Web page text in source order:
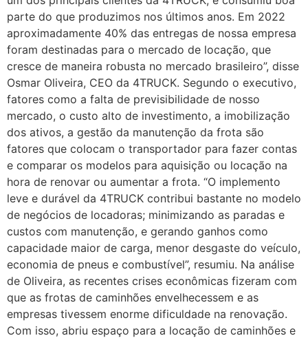
parte do que produzimos nos últimos anos. Em 2022
aproximadamente 40% das entregas de nossa empresa
foram destinadas para o mercado de locação, que
cresce de maneira robusta no mercado brasileiro”, disse
Osmar Oliveira, CEO da 4TRUCK. Segundo o executivo,
fatores como a falta de previsibilidade de nosso
mercado, o custo alto de investimento, a imobilização
dos ativos, a gestão da manutenção da frota são
fatores que colocam o transportador para fazer contas
e comparar os modelos para aquisição ou locação na
hora de renovar ou aumentar a frota. “O implemento
leve e durável da 4TRUCK contribui bastante no modelo
de negócios de locadoras; minimizando as paradas e
custos com manutenção, e gerando ganhos como
capacidade maior de carga, menor desgaste do veículo,
economia de pneus e combustível”, resumiu. Na análise
de Oliveira, as recentes crises econômicas fizeram com
que as frotas de caminhões envelhecessem e as
empresas tivessem enorme dificuldade na renovação.
Com isso, abriu espaço para a locação de caminhões e